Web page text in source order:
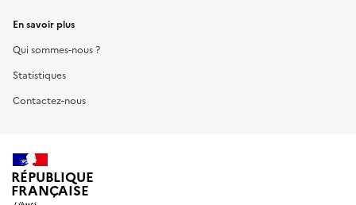
En savoir plus
Qui sommes-nous ?
Statistiques
Contactez-nous
RÉPUBLIQUE
FRANÇAISE